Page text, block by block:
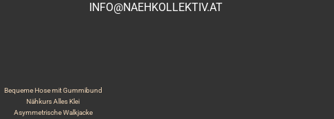
INFO@NAEHKOLLEKTIV.AT
Bequeme Hose mit Gummibund
Nähkurs Alles Klei
Asymmetrische Walkjacke